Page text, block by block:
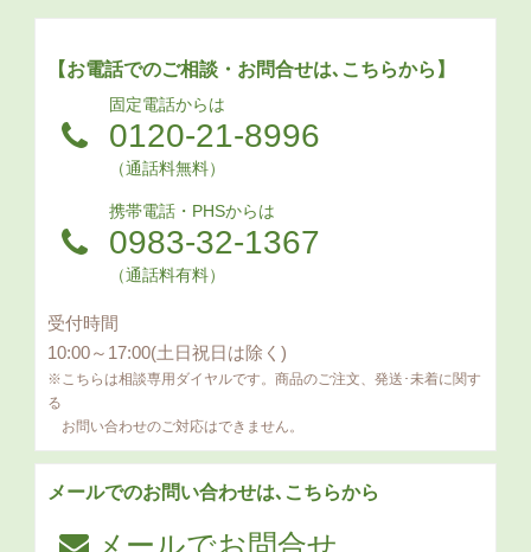
【お電話でのご相談・お問合せは､こちらから】
固定電話からは
0120-21-8996
（通話料無料）
携帯電話・PHSからは
0983-32-1367
（通話料有料）
受付時間
10:00～17:00(土日祝日は除く)
※こちらは相談専用ダイヤルです。商品のご注文、発送･未着に関す
る
お問い合わせのご対応はできません。
メールでのお問い合わせは､こちらから
メールでお問合せ